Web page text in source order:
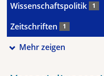
Wissenschaftspolitik 1
Zeitschriften 1
Mehr zeigen